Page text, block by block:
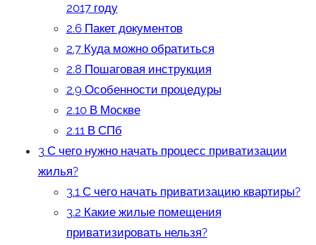
2017 году
2.6Пакет документов
2.7Куда можно обратиться
2.8Пошаговая инструкция
2.9Особенности процедуры
2.10В Москве
2.11В СПб
3С чего нужно начать процесс приватизации
жилья?
3.1С чего начать приватизацию квартиры?
3.2 Какие жилые помещения
приватизировать нельзя?